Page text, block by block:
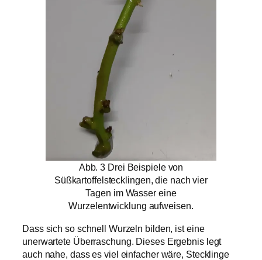
Abb. 3 Drei Beispiele von
Süßkartoffelstecklingen, die nach vier
Tagen im Wasser eine
Wurzelentwicklung aufweisen.
Dass sich so schnell Wurzeln bilden, ist eine
unerwartete Überraschung. Dieses Ergebnis legt
auch nahe, dass es viel einfacher wäre, Stecklinge